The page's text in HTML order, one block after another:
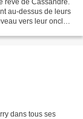
rêve de Cassandre.
au-dessus de leurs
vers leur oncle,
dans tous ses